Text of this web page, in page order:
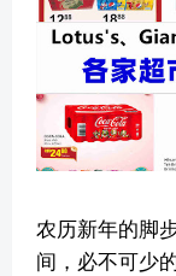
农历新年的脚
间，必不可少